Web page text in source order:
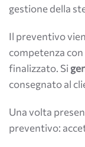
gestione della
Il preventivo
competenza
finalizzato. Si
consegnato al
Una volta
preventivo: